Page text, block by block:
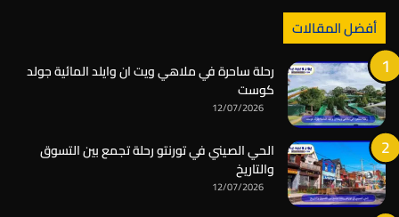
أفضل المقالات
رحلة ساحرة في ملاهي ويت ان وايلد المائية جولد
كوست
12/07/2026
الحي الصيني في تورنتو رحلة تجمع بين التسوق
والتاريخ
12/07/2026